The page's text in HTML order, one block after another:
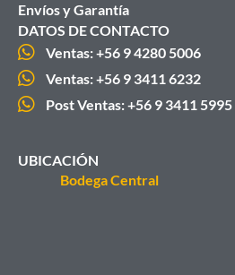
Envíos y Garantía
DATOS DE CONTACTO
Ventas: +56 9 4280 5006
Ventas: +56 9 3411 6232
Post Ventas: +56 9 3411 5995
UBICACIÓN
Bodega Central